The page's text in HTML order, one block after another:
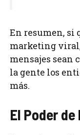
En resumen, si
marketing
mensajes sean
la gente los
más.
El Poder